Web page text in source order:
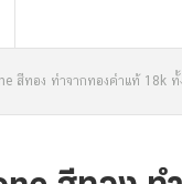
สีทอง ทำจากทองคำแท้ 18k ทั้